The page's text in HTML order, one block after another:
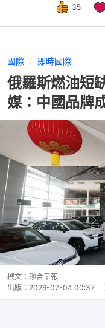
35
國際 即時國際
俄羅斯燃油短
媒：中國品牌
撰文： 聯合早報
出版： 2026-07-04 00:37